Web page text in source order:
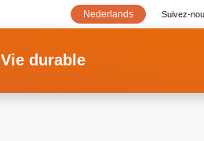
Suivez-
Nederlands
Vie durable